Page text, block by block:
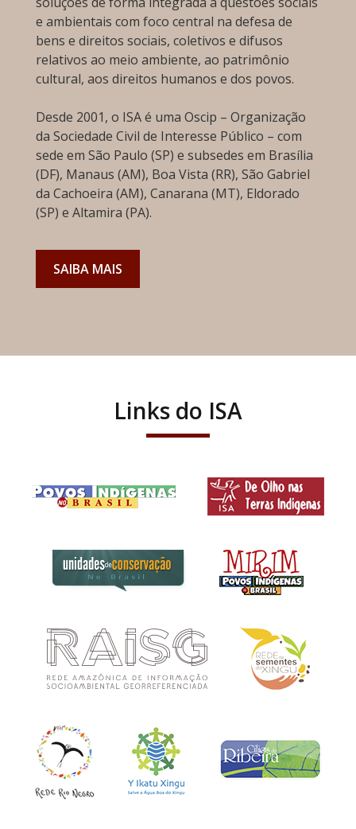
e ambientais com foco central na defesa de
bens e direitos sociais, coletivos e difusos
relativos ao meio ambiente, ao patrimônio
cultural, aos direitos humanos e dos povos.
Desde 2001, o ISA é uma Oscip – Organização
da Sociedade Civil de Interesse Público – com
sede em São Paulo (SP) e subsedes em Brasília
(DF), Manaus (AM), Boa Vista (RR), São Gabriel
da Cachoeira (AM), Canarana (MT), Eldorado
(SP) e Altamira (PA).
SAIBA MAIS
Links do ISA